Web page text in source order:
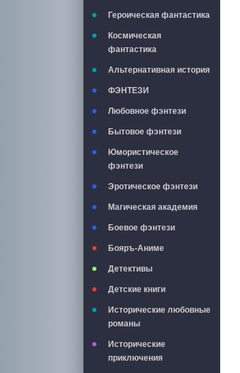
Героическая фантастика
Космическая
фантастика
Альтернативная история
ФЭНТЕЗИ
Любовное фэнтези
Бытовое фэнтези
Юмористическое
фэнтези
Эротическое фэнтези
Магическая академия
Боевое фэнтези
Бояръ-Аниме
Детективы
Детские книги
Исторические любовные
романы
Исторические
приключения